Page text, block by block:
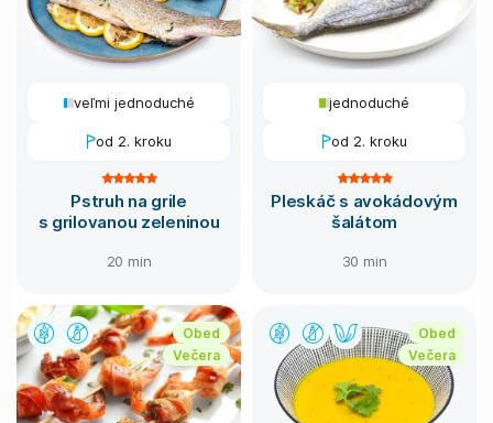
veľmi jednoduché
od 2. kroku
Pstruh na grile
s grilovanou zeleninou
20 min
jednoduché
od 2. kroku
Pleskáč s avokádovým
šalátom
30 min
Obed
Večera
Obed
Večera